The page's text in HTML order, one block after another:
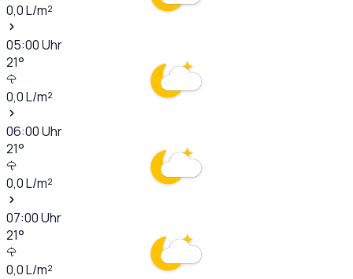
0,0L/m²
05:00Uhr
21°
0,0L/m²
06:00Uhr
21°
0,0L/m²
07:00Uhr
21°
0,0L/m²